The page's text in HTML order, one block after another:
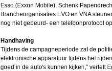
Esso (Exxon Mobile), Schenk
Brancheorganisaties EVO en VNA
nog niet gebeurd- een telefoonprotocol
Handhaving
Tijdens de campagneperiode zal de
elektronische apparatuur tijdens het
goed in de auto's kunnen kijken," vertelt